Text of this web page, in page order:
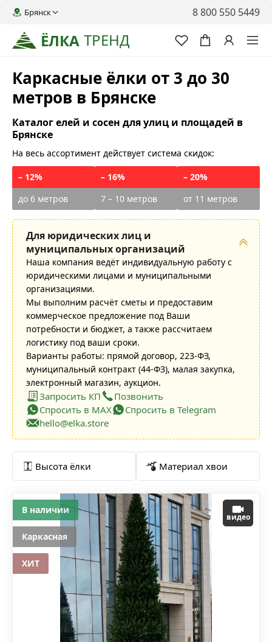
ЁЛКА ТРЕНД
Брянск 8 800 550 5449
Каркасные ёлки от 3 до 30
метров в Брянске
Каталог елей и сосен для улиц и площадей в
Брянске
На весь ассортимент действует система скидок:
– 12%
до 6 метров
– 16%
7 – 10 метров
– 20%
от 11 метров
Для юридических лиц и
муниципальных организаций
Наша компания ведёт индивидуальную работу с
юридическими лицами и муниципальными
организациями.
Мы выполним расчёт сметы и предоставим
коммерческое предложение под Ваши
потребности и бюджет, а также рассчитаем
логистику под ваши сроки.
Варианты работы: прямой договор, 223-ФЗ,
муниципальный контракт (44-ФЗ), малая закупка,
электронный магазин, аукцион.
Запросить КП
Позвонить
Спросить в MAX
Спросить в Telegram
hello@elka.store
Высота ёлки Материал хвои
видео
В наличии
Каркасная
ХИТ